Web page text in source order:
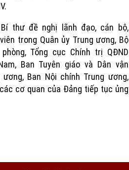
Bí thư đề nghị lãnh đạo, cán bộ,
trong Quân ủy Trung ương, Bộ
phòng, Tổng cục Chính trị QĐND
Ban Tuyên giáo và Dân vận
ương, Ban Nội chính Trung ương,
cơ quan của Đảng tiếp tục ủng